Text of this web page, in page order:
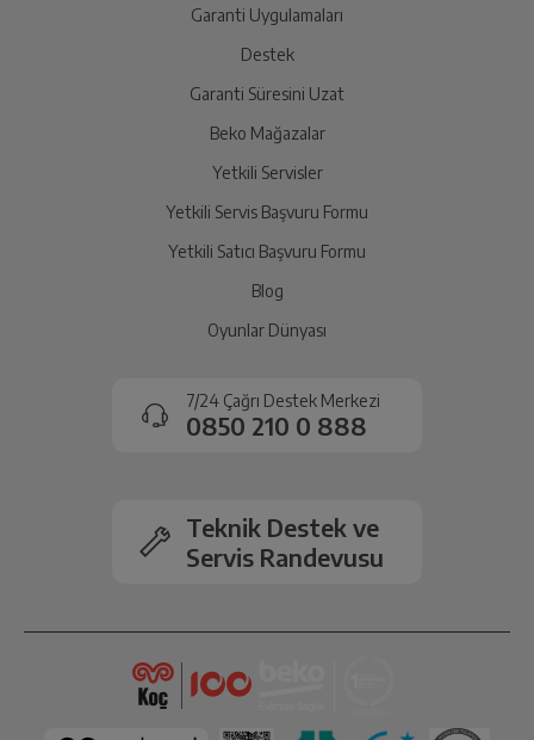
İade Talebiniz Onaylansın
Yetkili servis gerekli kontrolleri sağladıktan sonra İade
süreciniz tamamlanacaktır.
Ücretiniz İade Edilsin
gerçekleşecektir.
Garanti Uygulamaları
Destek
Garanti Süresini Uzat
Beko Mağazalar
Yetkili Servisler
Yetkili Servis Başvuru Formu
Yetkili Satıcı Başvuru Formu
Blog
Oyunlar Dünyası
7/24 Çağrı Destek Merkezi
0850 210 0 888
Teknik Destek ve
Servis Randevusu